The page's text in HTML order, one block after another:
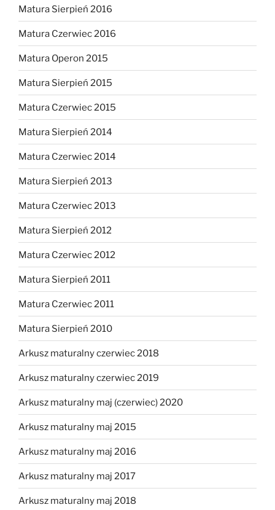
Matura Sierpień 2016
Matura Czerwiec 2016
Matura Operon 2015
Matura Sierpień 2015
Matura Czerwiec 2015
Matura Sierpień 2014
Matura Czerwiec 2014
Matura Sierpień 2013
Matura Czerwiec 2013
Matura Sierpień 2012
Matura Czerwiec 2012
Matura Sierpień 2011
Matura Czerwiec 2011
Matura Sierpień 2010
Arkusz maturalny czerwiec 2018
Arkusz maturalny czerwiec 2019
Arkusz maturalny maj (czerwiec) 2020
Arkusz maturalny maj 2015
Arkusz maturalny maj 2016
Arkusz maturalny maj 2017
Arkusz maturalny maj 2018